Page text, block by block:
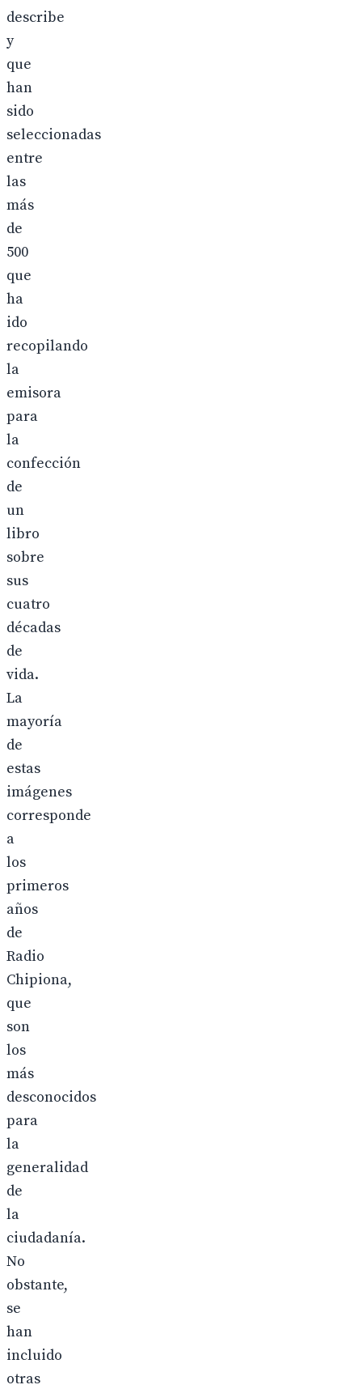
describe
y
que
han
sido
seleccionadas
entre
las
más
de
500
que
ha
ido
recopilando
la
emisora
para
la
confección
de
un
libro
sobre
sus
cuatro
décadas
de
vida.
La
mayoría
de
estas
imágenes
corresponde
a
los
primeros
años
de
Radio
Chipiona,
que
son
los
más
desconocidos
para
la
generalidad
de
la
ciudadanía.
No
obstante,
se
han
incluido
otras